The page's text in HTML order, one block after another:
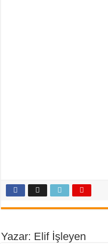
Yazar: Elif İşleyen